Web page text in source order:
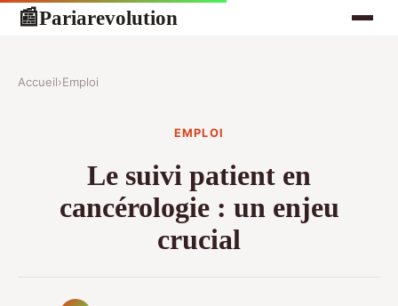
📰Pariarevolution
Accueil›Emploi
EMPLOI
Le suivi patient en
cancérologie : un enjeu
crucial